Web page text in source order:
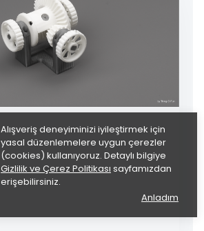
Alışveriş deneyiminizi iyileştirmek için
yasal düzenlemelere uygun çerezler
(cookies) kullanıyoruz. Detaylı bilgiye
Gizlilik ve Çerez Politikası sayfamızdan
erişebilirsiniz.
Anladım